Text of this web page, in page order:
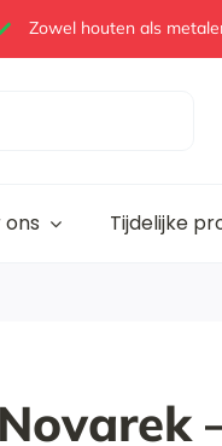
Zowel houten als
Tijdelijke
Novarek